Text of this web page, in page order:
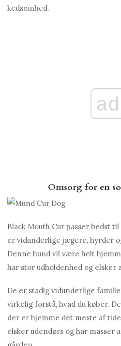
kedsomhed.
ad
Omsorg for en
Black Mouth Cur passer bedst
er vidunderlige jægere, hyrder
Denne hund vil være helt
har stor udholdenhed og elsker
De er stadig vidunderlige
virkelig forstå, hvad du køber.
der er hjemme det meste af
elsker udendørs og har masser